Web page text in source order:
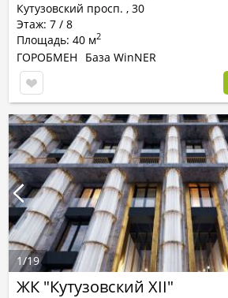
Кутузовский просп. , 30
Этаж: 7 / 8
Площадь: 40 м2
ГОРОБМЕН
База WinNER
ЖК "Кутузовский XII"
1/19